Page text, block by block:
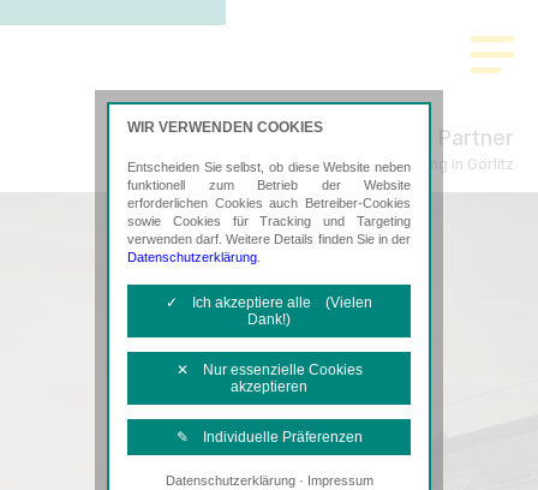
Freund & Partner
Steuerberatung in Görlitz
WIR VERWENDEN COOKIES
Entscheiden Sie selbst, ob diese Website neben
funktionell zum Betrieb der Website
erforderlichen Cookies auch Betreiber-Cookies
sowie Cookies für Tracking und Targeting
verwenden darf. Weitere Details finden Sie in der
Datenschutzerklärung
✓ Ich akzeptiere alle (Vielen
Dank!)
✕ Nur essenzielle Cookies
akzeptieren
✎ Individuelle Präferenzen
Notwendige Cookies
Datenschutzerklärung· Impressum